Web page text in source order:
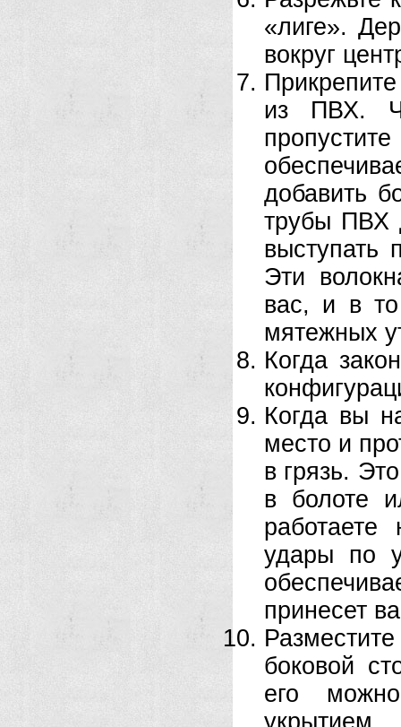
«лиге».
вокруг
из ПВХ.
добавить
трубы ПВХ
Эти
вас, и в
мятежных
Когда
Когда вы
место и
в грязь.
в болоте
удары по
принесет
боковой
его
укрытием..